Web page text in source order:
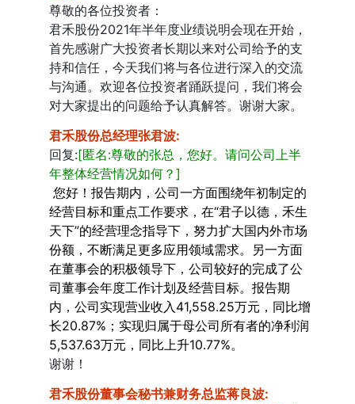
尊敬的各位投资者：
君禾股份2021年半年度业绩说明会现在开始，
首先感谢广大投资者长期以来对公司给予的支
持和信任，今天我们将与各位进行深入的交流
与沟通。欢迎各位投资者踊跃提问，我们将会
对大家提出的问题给予认真解答。谢谢大家。
君禾股份总经理张君波:
回复:[匿名:尊敬的张总，您好。请问公司上半
年整体经营情况如何？]
您好！报告期内，公司一方面围绕年初制定的
经营目标和重点工作要求，在“君子以德，禾生
天下”的经营理念指导下，努力扩大国内外市场
份额，不断满足更多应用领域需求。另一方面
在董事会的积极领导下，公司较好的完成了公
司董事会年度工作计划及经营目标。报告期
内，公司实现营业收入41,558.25万元，同比增
长20.87%；实现归属于母公司所有者的净利润
5,537.63万元，同比上升10.77%。
谢谢！
君禾股份董事会秘书兼财务总监蒋良波: